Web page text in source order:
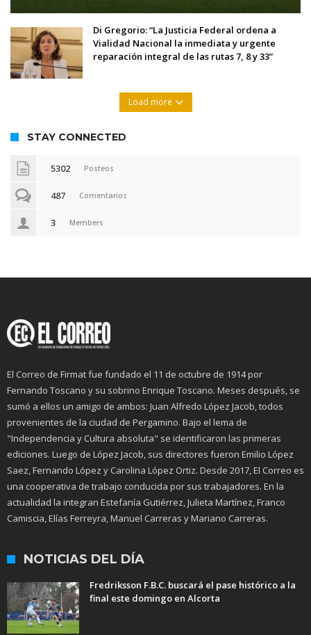
Di Gregorio: “La Justicia Federal ordena a
Vialidad Nacional la inmediata y urgente
reparación integral de las rutas 7, 8 y 33”
Load more
STAY CONNECTED
5302 Posteos
487 Comentarios
3 Members
El Correo de Firmat fue fundado el 11 de octubre de 1914 por
Fernando Toscano y su sobrino Enrique Toscano. Meses después, se
sumó a ellos un amigo de ambos: Juan Alfredo López Jacob, todos
provenientes de la ciudad de Pergamino. Bajo el lema de
"Independencia y Cultura absoluta" se identificaron las primeras
ediciones. Luego de López Jacob, sus directores fueron Emilio López
Saez, Fernando López y Carolina López Ortiz. Desde 2017, El Correo es
una cooperativa de trabajo conducida por sus trabajadores. En la
actualidad la integran Estefanía Gutiérrez, Julieta Martínez, Franco
Camiscia, Elías Ferreyra, Manuel Carreras y Mariano Carreras.
NOTICIAS DEL DÍA
Fredriksson F.B.C. buscará el pase histórico a la
final este domingo en Alcorta